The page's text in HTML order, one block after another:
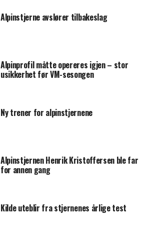
Alpinstjerne avslører tilbakeslag
Alpinprofil måtte opereres igjen – stor
usikkerhet før VM-sesongen
Ny trener for alpinstjernene
Alpinstjernen Henrik Kristoffersen ble far
for annen gang
Kilde uteblir fra stjernenes årlige test